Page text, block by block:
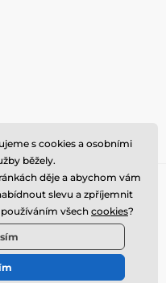
s cookies a osobními
běžely.
děje a abychom vám
slevu a zpříjemnit
všech cookies?